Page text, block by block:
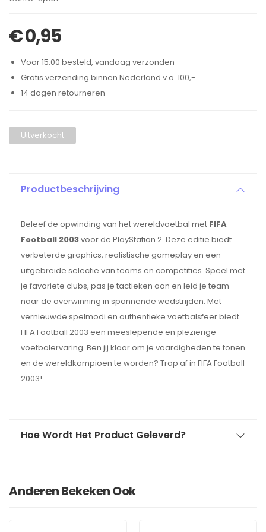
€0,95
Voor 15:00 besteld, vandaag verzonden
Gratis verzending binnen Nederland v.a. 100,-
14 dagen retourneren
Uitverkocht
Productbeschrijving
Beleef de opwinding van het wereldvoetbal met FIFA
Football 2003voor de PlayStation 2. Deze editie biedt
verbeterde graphics, realistische gameplay en een
uitgebreide selectie van teams en competities. Speel met
je favoriete clubs, pas je tactieken aan en leid je team
naar de overwinning in spannende wedstrijden. Met
vernieuwde spelmodi en authentieke voetbalsfeer biedt
FIFA Football 2003 een meeslepende en plezierige
voetbalervaring. Ben jij klaar om je vaardigheden te tonen
en de wereldkampioen te worden? Trap af in FIFA Football
2003!
Hoe Wordt Het Product Geleverd?
Anderen Bekeken Ook